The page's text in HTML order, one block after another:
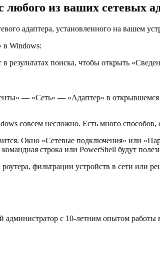
из ваших сетевых
адаптера, установленного на вашем
Windows:
результатах поиска, чтобы открыть
— «Сеть» — «Адаптер» в открывшемся
совсем несложно. Есть много
Окно «Сетевые подключения» или
строка или PowerShell будут
роутера, фильтрации устройств в сети или
с 10‑летним опытом работы